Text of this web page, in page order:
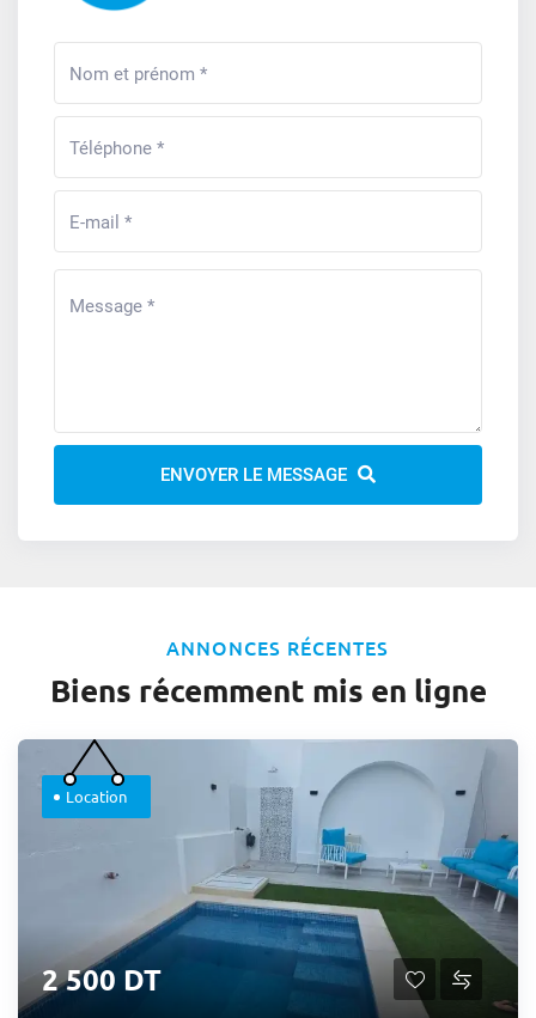
ENVOYER LE MESSAGE
ANNONCES RÉCENTES
Biens récemment mis en ligne
Location
2 500 DT